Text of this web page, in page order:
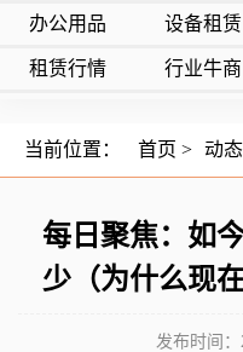
办公用品 设备租赁
租赁行情 行业牛商
当前位置： 首页 > 动态
每日聚焦：如
少（为什么现
发布时间：